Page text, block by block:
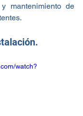
y mantenimiento de
watch?